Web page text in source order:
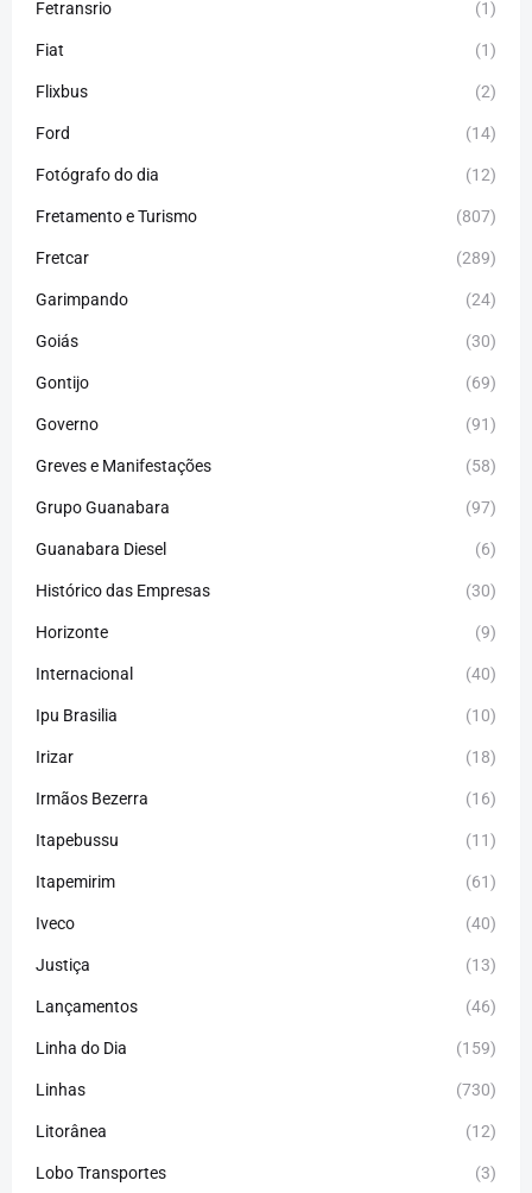
Fetransrio (1)
Fiat (1)
Flixbus (2)
Ford (14)
Fotógrafo do dia (12)
Fretamento e Turismo (807)
Fretcar (289)
Garimpando (24)
Goiás (30)
Gontijo (69)
Governo (91)
Greves e Manifestações (58)
Grupo Guanabara (97)
Guanabara Diesel (6)
Histórico das Empresas (30)
Horizonte (9)
Internacional (40)
Ipu Brasilia (10)
Irizar (18)
Irmãos Bezerra (16)
Itapebussu (11)
Itapemirim (61)
Iveco (40)
Justiça (13)
Lançamentos (46)
Linha do Dia (159)
Linhas (730)
Litorânea (12)
Lobo Transportes (3)